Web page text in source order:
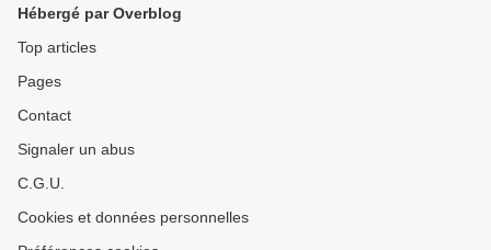
Hébergé par Overblog
Top articles
Pages
Contact
Signaler un abus
C.G.U.
Cookies et données personnelles